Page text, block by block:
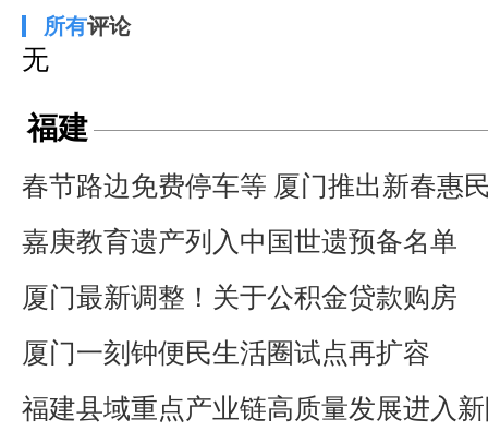
所有评论
无
福建
春节路边免费停车等 厦门推出新春惠
嘉庚教育遗产列入中国世遗预备名单
厦门最新调整！关于公积金贷款购房
厦门一刻钟便民生活圈试点再扩容
福建县域重点产业链高质量发展进入